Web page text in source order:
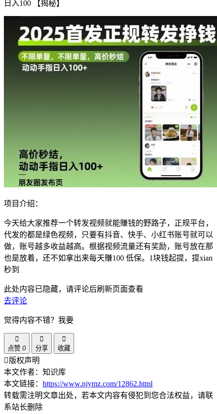
日入100 【揭秘】
项目介绍：
今天给大家推荐一个转发视频就能賺钱的野路子，正规平台，
代发的都是绿色视频，只要有抖音、快手、小红书账号就可以
做，账号越多收益越高。根据视频流量还有奖励，账号放在那
也是放着，还不如拿出来每天賺100 低保。1块钱起提，提xian
秒到
此处内容已隐藏，请评论后刷新页面查看
去评论
觉得内容不错？我要
点赞 0 分享 收藏
版权声明
本文作者：知识库
本文链接： https://www.njymz.com/12862.html
转载需注明文章出处，若本文内容有侵犯到您合法权益，请联
系站长删除